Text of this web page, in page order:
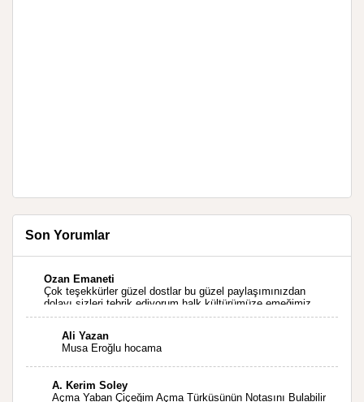
Son Yorumlar
Ozan Emaneti
Çok teşekkürler güzel dostlar bu güzel paylaşımınızdan
dolayı sizleri tebrik ediyorum halk kültürümüze emeğimiz
geçti ise ne mutlu bizlere sizlerin sayesinde türkülerimiz
Ali Yazan
Musa Eroğlu hocama
A. Kerim Soley
Açma Yaban Çiçeğim Açma Türküsünün Notasını Bulabilir